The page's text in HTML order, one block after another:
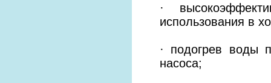
·
использования в
· подогрев воды
насоса;